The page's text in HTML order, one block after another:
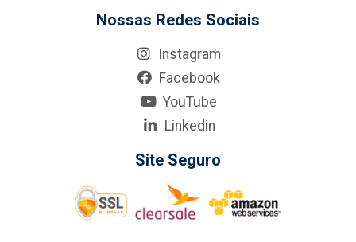
Nossas Redes Sociais
Instagram
Facebook
YouTube
Linkedin
Site Seguro